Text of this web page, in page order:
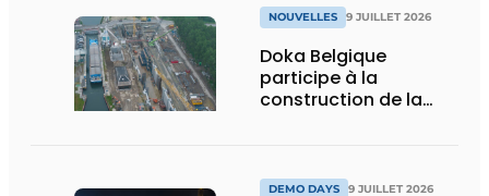
NOUVELLES 9 JUILLET 2026
Doka Belgique
participe à la
construction de la
DEMO DAYS 9 JUILLET 2026